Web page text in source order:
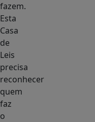
fazem.
Esta
Casa
de
Leis
precisa
reconhecer
quem
faz
o